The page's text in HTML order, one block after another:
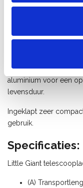
Giant ladder kun je
Op de horizontale
comfortabel. Met de
vouwladder in elke
scharnieren zijn
aluminium voor een
levensduur.
Ingeklapt zeer
gebruik.
Specificaties:
Little Giant
(A)